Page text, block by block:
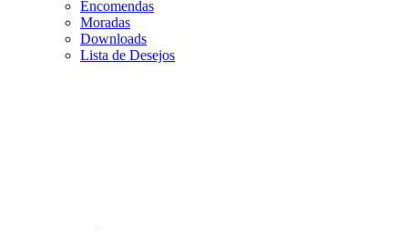
Encomendas
Moradas
Downloads
Lista de Desejos